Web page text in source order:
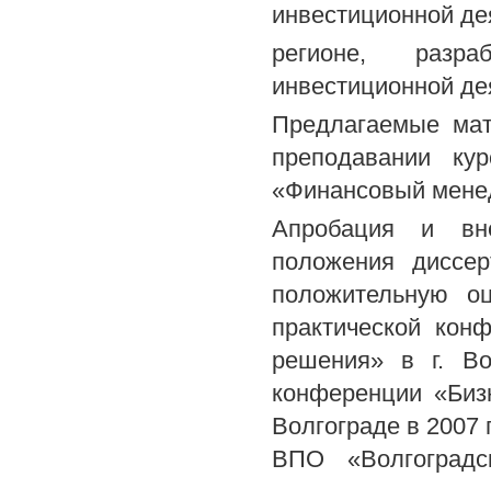
инвестиционной
регионе,
инвестиционной
Предлагаемые
преподавании
«Финансовый
Апробация и
положения
положительную
практической
решения» в г.
конференции
Волгограде в
ВПО